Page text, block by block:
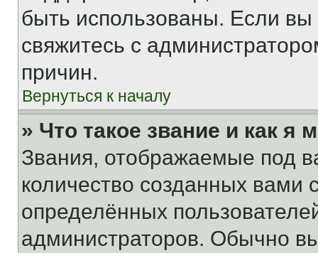
быть использованы. Если
свяжитесь с
причин.
Вернуться к началу
» Что такое звание и как я
Звания, отображаемые под
количество созданных
определённых
администраторов. Обычно